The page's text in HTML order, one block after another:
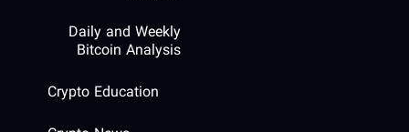
Daily and Weekly
Bitcoin Analysis
Crypto Education